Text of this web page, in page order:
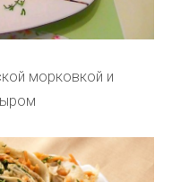
морковкой и